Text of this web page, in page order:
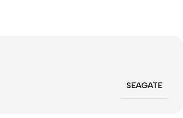
SEAGATE